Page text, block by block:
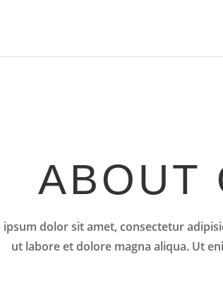
ABOUT
ipsum dolor sit amet, consectetur
ut labore et dolore magna aliqua. Ut